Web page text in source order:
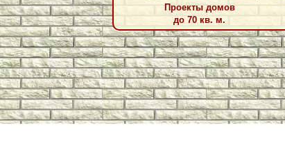
Проекты домов
до 70 кв. м.